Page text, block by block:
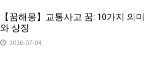
【꿈해몽】교통사고 꿈: 10가지 의미
와 상징
2026-07-04